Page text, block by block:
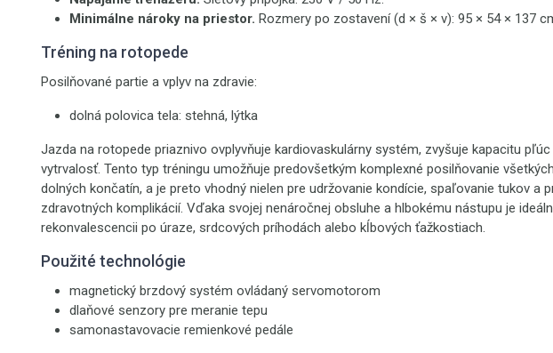
Minimálne nároky na priestor. Rozmery po zostavení (d × š × v): 95 × 54 × 137
Tréning na rotopede
Posilňované partie a vplyv na zdravie:
dolná polovica tela: stehná, lýtka
Jazda na rotopede priaznivo ovplyvňuje kardiovaskulárny systém, zvyšuje kapacitu
vytrvalosť. Tento typ tréningu umožňuje predovšetkým komplexné posilňovanie
dolných končatín, a je preto vhodný nielen pre udržovanie kondície, spaľovanie tukov a
zdravotných komplikácií. Vďaka svojej nenáročnej obsluhe a hlbokému nástupu je
rekonvalescencii po úraze, srdcových príhodách alebo kĺbových ťažkostiach.
Použité technológie
magnetický brzdový systém ovládaný servomotorom
dlaňové senzory pre meranie tepu
samonastavovacie remienkové pedále